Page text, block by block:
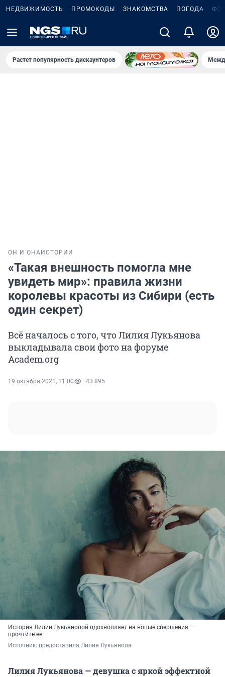
НЕДВИЖИМОСТЬ ПРОМОКОДЫ ЗНАКОМСТВА ПОГОДА
Растет популярность дискаунтеров
ОН И ОНА ИСТОРИИ
«Такая внешность помогла мне
увидеть мир»: правила жизни
королевы красоты из Сибири (есть
один секрет)
Всё началось с того, что Лилия Лукьянова
выкладывала свои фото на форуме
Academ.org
19 октября 2021, 11:00 43 895
История Лилии Лукьяновой вдохновляет на новые свершения —
прочтите ее
Источник: предоставила Лилия Лукьянова
Лилия Лукьянова — девушка с яркой эффектной